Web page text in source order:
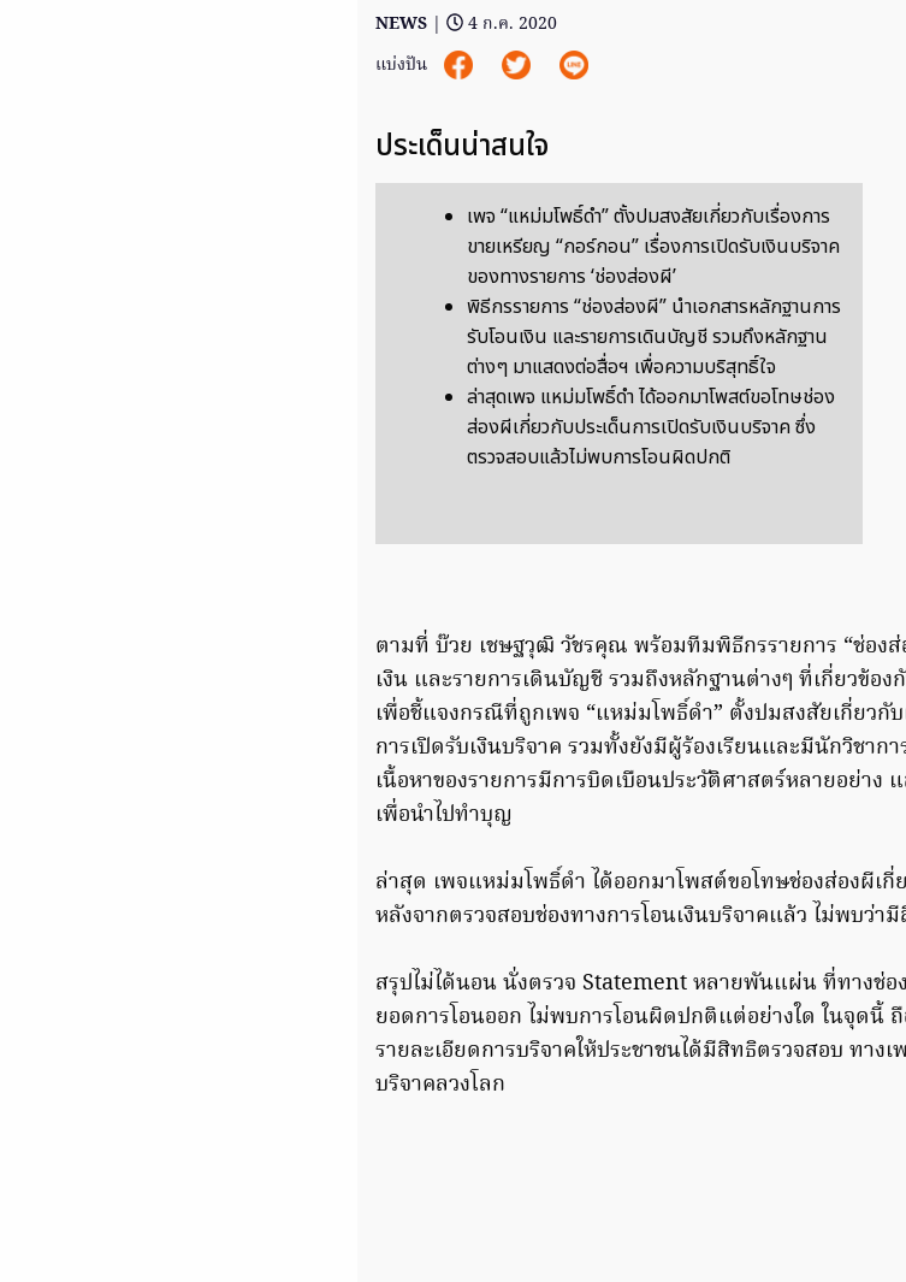
NEWS |
4 ก.ค. 2020
แบ่งปัน
ประเด็นน่าสนใจ
เพจ “แหม่มโพธิ์ดำ” ตั้งปมสงสัยเกี่ยวกับเรื่องการ
ขายเหรียญ “กอร์กอน” เรื่องการเปิดรับเงินบริจาค
ของทางรายการ ‘ช่องส่องผี’
พิธีกรรายการ “ช่องส่องผี” นำเอกสารหลักฐานการ
รับโอนเงิน และรายการเดินบัญชี รวมถึงหลักฐาน
ต่างๆ มาแสดงต่อสื่อฯ เพื่อความบริสุทธิ์ใจ
ล่าสุดเพจ แหม่มโพธิ์ดำ ได้ออกมาโพสต์ขอโทษช่อง
ส่องผีเกี่ยวกับประเด็นการเปิดรับเงินบริจาค ซึ่ง
ตรวจสอบแล้วไม่พบการโอนผิดปกติ
ตามที่ บ๊วย เชษฐวุฒิ วัชรคุณ พร้อมทีมพิธีกรรายการ “ช่องส่
เงิน และรายการเดินบัญชี รวมถึงหลักฐานต่างๆ ที่เกี่ยวข้อ
เพื่อชี้แจงกรณีที่ถูกเพจ “แหม่มโพธิ์ดำ” ตั้งปมสงสัยเกี่ยวกับ
การเปิดรับเงินบริจาค รวมทั้งยังมีผู้ร้องเรียนและมีนักวิชา
เนื้อหาของรายการมีการบิดเบือนประวัติศาสตร์หลายอย่าง
เพื่อนำไปทำบุญ
ล่าสุด เพจแหม่มโพธิ์ดำ ได้ออกมาโพสต์ขอโทษช่องส่องผีเกี่
หลังจากตรวจสอบช่องทางการโอนเงินบริจาคแล้ว ไม่พบว่า
สรุปไม่ได้นอน นั่งตรวจ Statement หลายพันแผ่น ที่ทางช่อ
ยอดการโอนออก ไม่พบการโอนผิดปกติแต่อย่างใด ในจุดนี้
รายละเอียดการบริจาคให้ประชาชนได้มีสิทธิตรวจสอบ ทางเ
บริจาคลวงโลก